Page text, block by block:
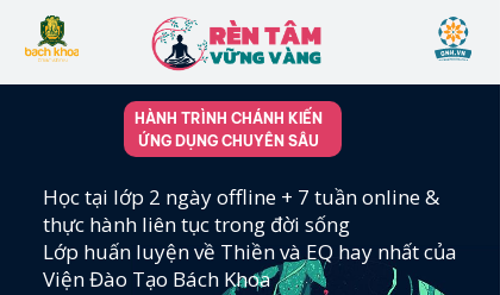
Học tại lớp 2 ngày offline + 7 tuần online &
thực hành liên tục trong đời sống
Lớp huấn luyện về Thiền và EQ hay nhất của
Viện Đào Tạo Bách Khoa
HÀNH TRÌNH CHÁNH KIẾN
ỨNG DỤNG CHUYÊN SÂU